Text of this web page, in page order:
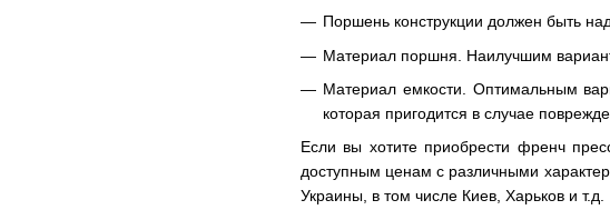
Поршень конструкции должен быть
Материал поршня. Наилучшим
Материал емкости. Оптимальным
которая пригодится в случае
Если вы хотите приобрести френч
доступным ценам с различными
Украины, в том числе Киев, Харьков и т.д.